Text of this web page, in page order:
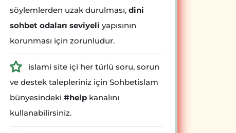
söylemlerden uzak durulması, dini
sohbet odaları seviyeli yapısının
korunması için zorunludur.
islami site içi her türlü soru, sorun
ve destek talepleriniz için Sohbetislam
bünyesindeki #help kanalını
kullanabilirsiniz.